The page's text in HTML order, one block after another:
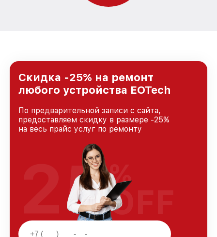
Скидка -25% на ремонт
любого устройства EOTech
По предварительной записи с сайта,
предоставляем скидку в размере -25%
на весь прайс услуг по ремонту
25%
OFF